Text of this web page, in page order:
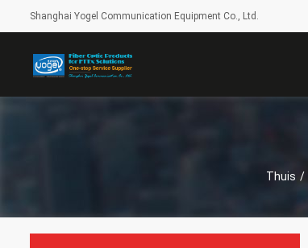
Shanghai Yogel Communication Equipment Co., Ltd.
Thuis /